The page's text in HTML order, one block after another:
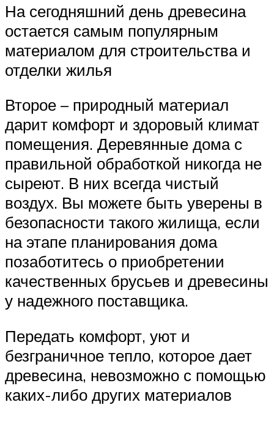
На сегодняшний день древесина
остается самым популярным
материалом для строительства и
отделки жилья
Второе – природный материал
дарит комфорт и здоровый климат
помещения. Деревянные дома с
правильной обработкой никогда не
сыреют. В них всегда чистый
воздух. Вы можете быть уверены в
безопасности такого жилища, если
на этапе планирования дома
позаботитесь о приобретении
качественных брусьев и древесины
у надежного поставщика.
Передать комфорт, уют и
безграничное тепло, которое дает
древесина, невозможно с помощью
каких-либо других материалов